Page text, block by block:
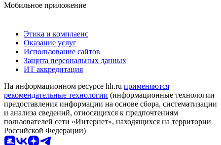
Мобильное приложение
Этика и комплаенс
Оказание услуг
Использование сайтов
Защита персональных данных
ИТ аккредитация
На информационном ресурсе hh.ru применяются
рекомендательные технологии (информационные технологии
предоставления информации на основе сбора, систематизации
и анализа сведений, относящихся к предпочтениям
пользователей сети «Интернет», находящихся на территории
Российской Федерации)